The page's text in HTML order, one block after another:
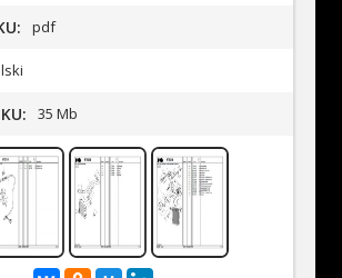
pdf
35 Mb